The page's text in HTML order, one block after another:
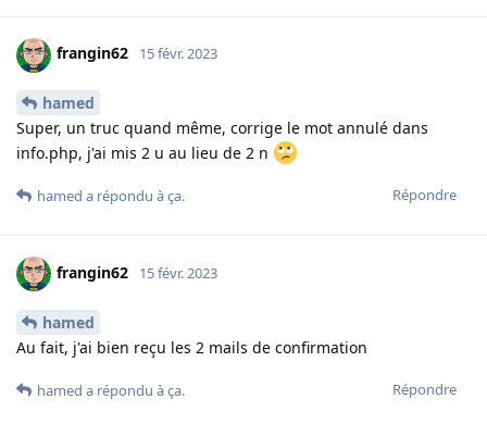
frangin62 15 févr. 2023
hamed
Super, un truc quand même, corrige le mot annulé dans
info.php, j'ai mis 2 u au lieu de 2 n
Répondre
hamed a répondu à ça.
frangin62 15 févr. 2023
hamed
Au fait, j'ai bien reçu les 2 mails de confirmation
Répondre
hamed a répondu à ça.